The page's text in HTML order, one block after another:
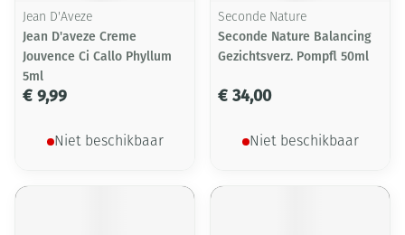
Jean D'Aveze
Jean D'aveze Creme
Jouvence Ci Callo Phyllum
5ml
€ 9,99
Niet beschikbaar
Seconde Nature
Seconde Nature Balancing
Gezichtsverz. Pompfl 50ml
€ 34,00
Niet beschikbaar